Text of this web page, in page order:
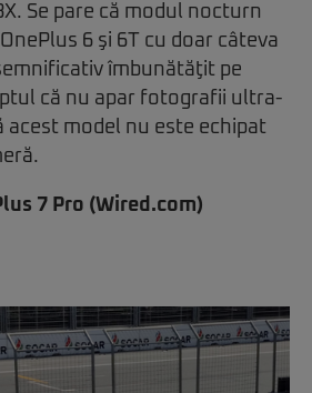
Se pare că modul nocturn
6 şi 6T cu doar câteva
îmbunătăţit pe
că nu apar fotografii ultra-
acest model nu este echipat
7 Pro (Wired.com)